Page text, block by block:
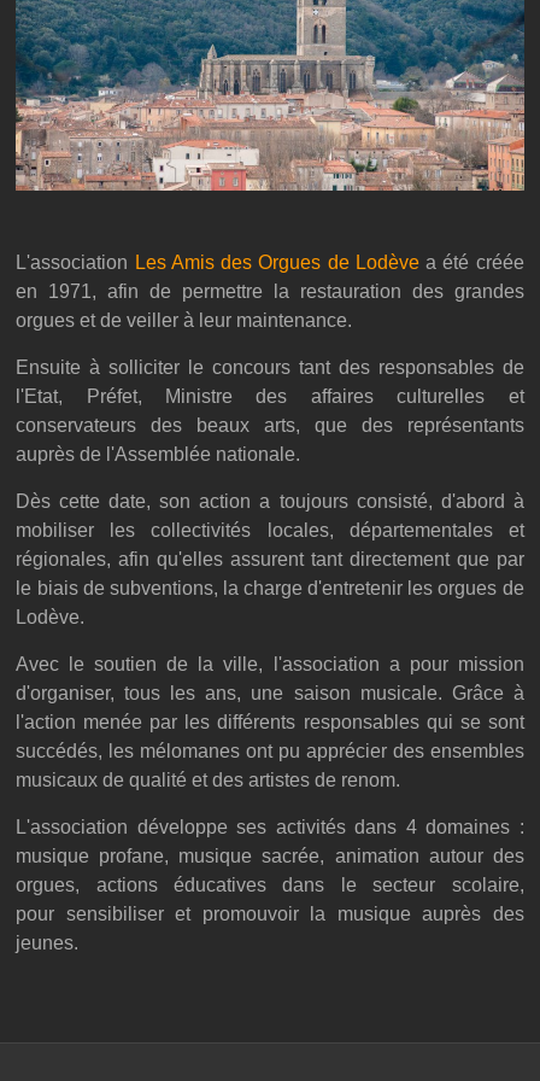
L'association Les Amis des Orgues de Lodèvea été créée
en 1971, afin de permettre la restauration des grandes
orgues et de veiller à leur maintenance.
Ensuite à solliciter le concours tant des responsables de
l'Etat, Préfet, Ministre des affaires culturelles et
conservateurs des beaux arts, que des représentants
auprès de l'Assemblée nationale.
Dès cette date, son action a toujours consisté, d'abord à
mobiliser les collectivités locales, départementales et
régionales, afin qu'elles assurent tant directement que par
le biais de subventions, la charge d'entretenir les orgues de
Lodève.
Avec le soutien de la ville, l'association a pour mission
d'organiser, tous les ans, une saison musicale. Grâce à
l'action menée par les différents responsables qui se sont
succédés, les mélomanes ont pu apprécier des ensembles
musicaux de qualité et des artistes de renom.
L'association développe ses activités dans 4 domaines :
musique profane, musique sacrée, animation autour des
orgues, actions éducatives dans le secteur scolaire,
pour sensibiliser et promouvoir la musique auprès des
jeunes.